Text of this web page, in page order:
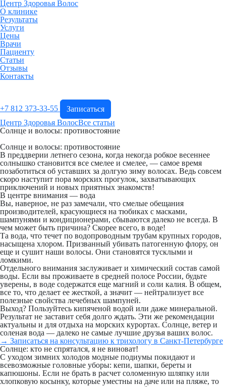
Центр Здоровья Волос
О клинике
Результаты
Услуги
Цены
Врачи
Пациенту
Статьи
Отзывы
Контакты
+7 812 373-33-55
Записаться
Центр Здоровья ВолосВсе статьи
Солнце и волосы: противостояние
Солнце и волосы: противостояние
В преддверии летнего сезона, когда некогда робкое весеннее
солнышко становится все смелее и смелее, — самое время
позаботиться об уставших за долгую зиму волосах. Ведь совсем
скоро наступит пора морских прогулок, захватывающих
приключений и новых приятных знакомств!
В центре внимания — вода
Вы, наверное, не раз замечали, что смелые обещания
производителей, красующиеся на тюбиках с масками,
шампунями и кондиционерами, сбываются далеко не всегда. В
чем может быть причина? Скорее всего, в воде!
Та вода, что течет по водопроводным трубам крупных городов,
насыщена хлором. Призванный убивать патогенную флору, он
еще и сушит наши волосы. Они становятся тусклыми и
ломкими.
Отдельного внимания заслуживает и химический состав самой
воды. Если вы проживаете в средней полосе России, будьте
уверены, в воде содержатся еще магний и соли калия. В общем,
все то, что делает ее жесткой, а значит — нейтрализует все
полезные свойства лечебных шампуней.
Выход? Пользуйтесь кипяченой водой или даже минеральной.
Результат не заставит себя долго ждать. Эти же рекомендации
актуальны и для отдыха на морских курортах. Солнце, ветер и
соленая вода — далеко не самые лучшие друзья ваших волос.
→ Записаться на консультацию к трихологу в Санкт-Петербурге
Солнце: кто не спрятался, я не виноват!
С уходом зимних холодов модные подиумы покидают и
всевозможные головные уборы: кепи, шапки, береты и
капюшоны. Если не брать в расчет соломенную шляпку или
хлопковую косынку, которые уместны на даче или на пляже, то